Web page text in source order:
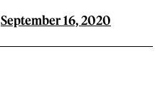
September 16, 2020